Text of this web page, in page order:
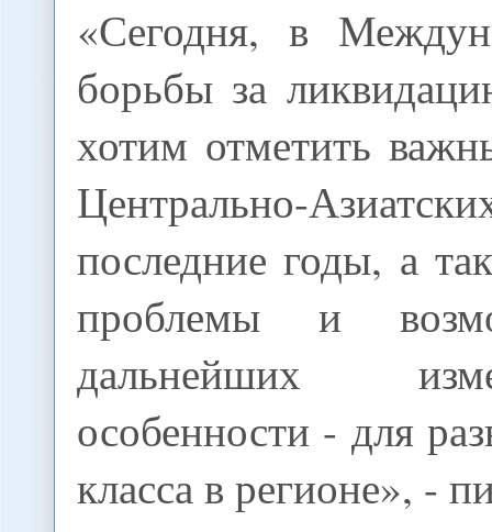
«Сегодня, в
борьбы за
хотим отметить
Центрально-
последние годы, а
проблемы и
дальнейших
особенности - для
класса в регионе», -